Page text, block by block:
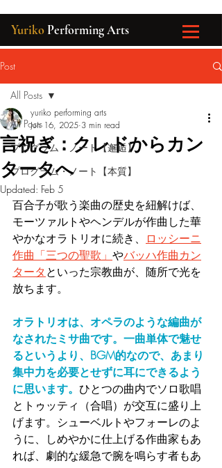
Yuriko Performing Arts
Post
All Posts
プログラム・ノート【邂逅】
プログラム・ノート【本質】
All Posts
言祝ぎ：クレドからカン
タータへ
yuriko performing arts
Jun 16, 2025 3 min read
Updated: Feb 5
百合子が歌う楽曲の歴史を紐解けば、
モーツァルトやヘンデルが作曲した華
やかなオラトリオに続き、
ロッシーニ
作曲「三つの聖歌」 やバッハ作曲カン
タータといった宗教曲が、随所で光を
放ちます。
オラトリオは、オペラのような編曲が
なされたミサ曲です。一曲単体で魅せ
るというより、BGM的なので、あまり
集中力を必要とせずに耳にできるよう
に思います。 ひとつの曲内でソロ歌唱
とトゥッティ（合唱）が交互に盛り上
げます。シューベルトやフォーレのよ
うに、しめやかに仕上げる作曲家もあ
れば、劇的な緩急で腕を鳴らす者もあ